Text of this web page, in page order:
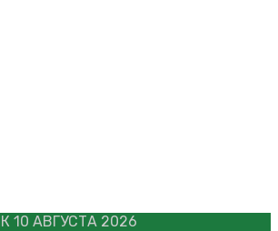
10 АВГУСТА 2026